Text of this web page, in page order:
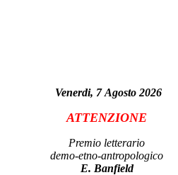
Venerdi, 7 Agosto 2026
ATTENZIONE
Premio letterario
demo-etno-antropologico
E. Banfield